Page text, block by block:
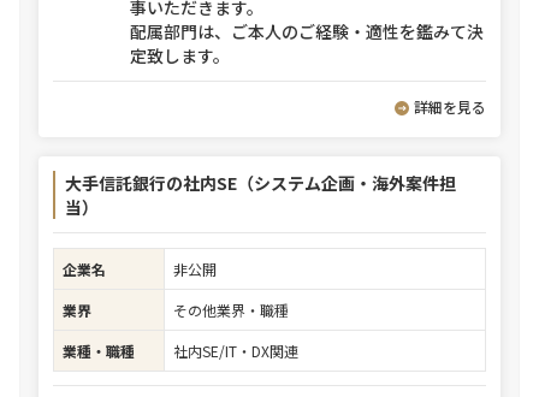
事いただきます。
配属部門は、ご本人のご経験・適性を鑑みて決
定致します。
詳細を見る
大手信託銀行の社内SE（システム企画・海外案件担
当）
企業名
非公開
業界
その他業界・職種
業種・職種
社内SE/IT・DX関連